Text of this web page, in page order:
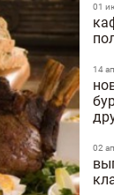
01
14
02